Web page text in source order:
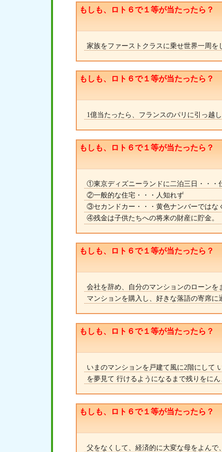
もしも、ロト６で１等が当たったら？
家族をファーストクラスに乗せ世界一周を
もしも、ロト６で１等が当たったら？
1億当たったら、フランスのパリに引っ越
もしも、ロト６で１等が当たったら？
①東京ディズニーランドに二泊三日・・・
②一般的な住宅・・・人知れず
③セカンドカー・・・黄色ナンバーではな
④残金は子供たちへの将来の財産に貯金。
もしも、ロト６で１等が当たったら？
会社を辞め、自分のマンションのローン
マンションを購入し、好きな落語の寄席
もしも、ロト６で１等が当たったら？
いまのマンションを戸建て風に2階にして
を夢見て 行けるようになるまで残りをに
もしも、ロト６で１等が当たったら？
父をなくして、経済的に大変な母をよん